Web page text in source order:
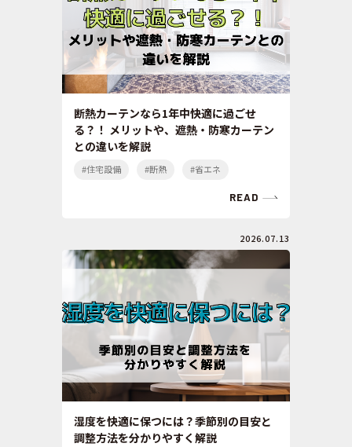
断熱カーテンなら1年中快適に過ごせ
る？！ メリットや、遮熱・防寒カーテン
との違いを解説
#住宅設備 #断熱 #省エネ
READ
2026.07.13
湿度を快適に保つには？季節別の目安と
調整方法を分かりやすく解説